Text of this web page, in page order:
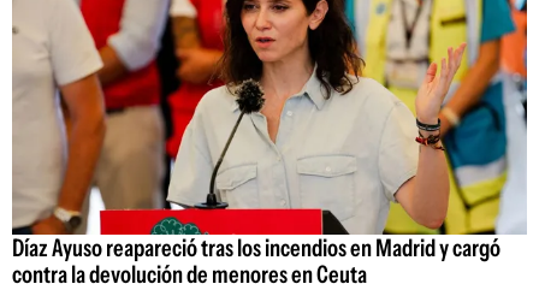
Díaz Ayuso reapareció tras los incendios en Madrid y cargó
contra la devolución de menores en Ceuta